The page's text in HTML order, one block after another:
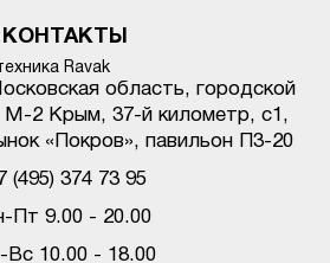
КОНТАКТЫ
Ravak
область, городской
М-2 Крым, 37-й километр, с1 ,
«Покров», павильон П3-20
(495) 374 73 95
Пт 9.00 - 20.00
Вс 10.00 - 18.00